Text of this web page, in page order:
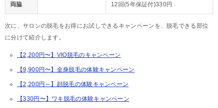
両脇 12回(5年保証付)330円
次に、サロンの脱毛をお得にお試しできるキャンペーンを、脱毛できる部位
に分けて紹介します。
【2,200円〜】VIO脱毛のキャンペーン
【9,900円〜】全身脱毛の体験キャンペーン
【2,200円～】顔脱毛の体験キャンペーン
【330円〜】ワキ脱毛の体験キャンペーン